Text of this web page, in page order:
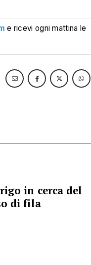
e ricevi ogni mattina le
in cerca del
di fila